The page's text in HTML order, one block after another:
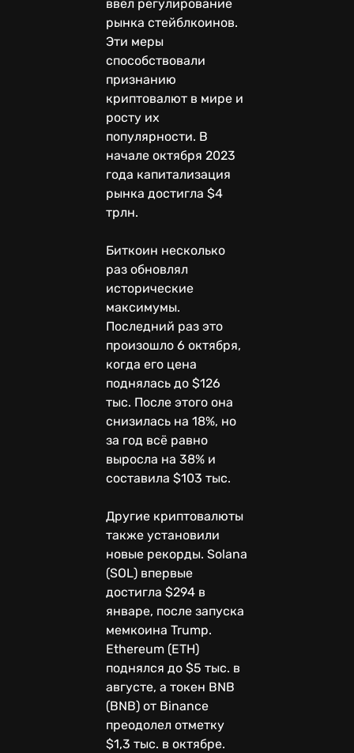
ввёл регулирование
рынка стейблкоинов.
Эти меры
способствовали
признанию
криптовалют в мире и
росту их
популярности. В
начале октября 2023
года капитализация
рынка достигла $4
трлн.
Биткоин несколько
раз обновлял
исторические
максимумы.
Последний раз это
произошло 6 октября,
когда его цена
поднялась до $126
тыс. После этого она
снизилась на 18%, но
за год всё равно
выросла на 38% и
составила $103 тыс.
Другие криптовалюты
также установили
новые рекорды. Solana
(SOL) впервые
достигла $294 в
январе, после запуска
мемкоина Trump.
Ethereum (ETH)
поднялся до $5 тыс. в
августе, а токен BNB
(BNB) от Binance
преодолел отметку
$1,3 тыс. в октябре.